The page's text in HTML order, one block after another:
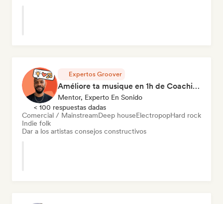
Expertos Groover
Améliore ta musique en 1h de Coaching
Mentor, Experto En Sonido
< 100 respuestas dadas
Comercial / MainstreamDeep houseElectropopHard rock
Indie folk
Dar a los artistas consejos constructivos